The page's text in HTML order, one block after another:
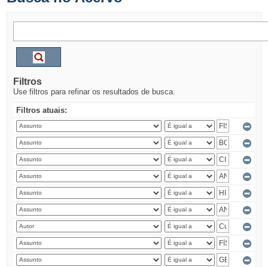
Filtros
Use filtros para refinar os resultados de busca.
Filtros atuais: